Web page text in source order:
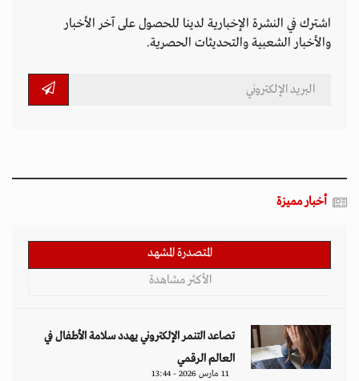
اشترك في النشرة الإخبارية لدينا للحصول على آخر الأخبار
والأخبار الشعبية والتحديثات الحصرية.
أخبار مميزة
المتصدرة المشهد
الأكثر مشاهدة
تصاعد التنمر الإلكتروني يهدد سلامة الأطفال في
العالم الرقمي
11 مارس 2026 - 13:44